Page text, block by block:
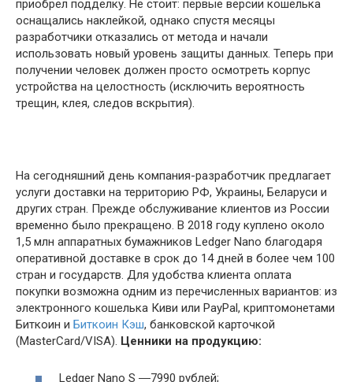
приобрел подделку. Не стоит: первые версии кошелька
оснащались наклейкой, однако спустя месяцы
разработчики отказались от метода и начали
использовать новый уровень защиты данных. Теперь при
получении человек должен просто осмотреть корпус
устройства на целостность (исключить вероятность
трещин, клея, следов вскрытия).
На сегодняшний день компания-разработчик предлагает
услуги доставки на территорию РФ, Украины, Беларуси и
других стран. Прежде обслуживание клиентов из России
временно было прекращено. В 2018 году куплено около
1,5 млн аппаратных бумажников Ledger Nano благодаря
оперативной доставке в срок до 14 дней в более чем 100
стран и государств. Для удобства клиента оплата
покупки возможна одним из перечисленных вариантов: из
электронного кошелька Киви или PayPal, криптомонетами
Биткоин и Биткоин Кэш, банковской карточкой
(MasterCard/VISA). Ценники на продукцию:
Ledger Nano S ―7990 рублей;